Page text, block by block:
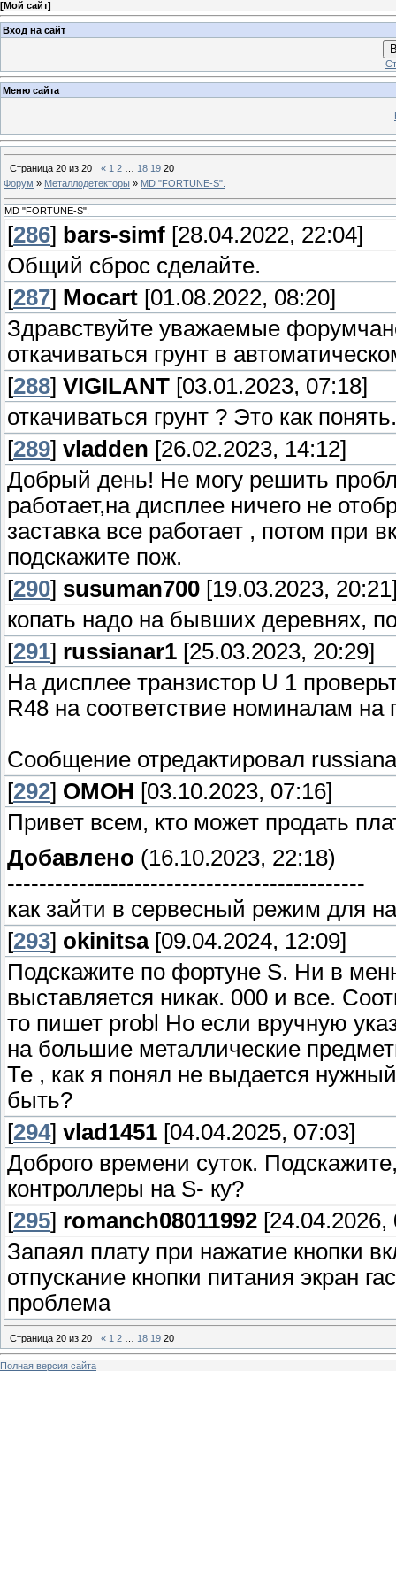
[Мой сайт]
Вход на сайт
Меню сайта
Страница 20 из 20 « 1 2 18 19 20
Форум » Металлодетекторы » MD "FORTUNE-S".
MD "FORTUNE-S".
[286] bars-simf [28.04.2022, 22:04]
Общий сброс сделайте.
[287] Mocart [01.08.2022, 08:20]
Здравствуйте уважаемые
откачиваться грунт в
[288] VIGILANT [03.01.2023, 07:18]
откачиваться грунт ? Это как
[289] vladden [26.02.2023, 14:12]
Добрый день! Не могу решить
работает,на дисплее ничего не
заставка все работает , потом при
подскажите пож.
[290] susuman700 [19.03.2023,
копать надо на бывших деревнях,
[291] russianar1 [25.03.2023, 20:29]
На дисплее транзистор U 1
R48 на соответствие номиналам на
Сообщение отредактировал
[292] OMOH [03.10.2023, 07:16]
Привет всем, кто может продать
Добавлено (16.10.2023, 22:18)
---------------------------------------------
как зайти в сервесный режим для
[293] okinitsa[09.04.2024, 12:09]
Подскажите по фортуне S. Ни в
выставляется никак. 000 и все.
то пишет probl Но если вручную
на большие металлические
Те , как я понял не выдается
быть?
[294] vlad1451 [04.04.2025, 07:03]
Доброго времени суток.
контроллеры на S- ку?
[295] romanch08011992 [24.04.2026,
Запаял плату при нажатие кнопки
отпускание кнопки питания экран
проблема
Страница 20 из 20 « 1 2 18 19 20
Полная версия сайта